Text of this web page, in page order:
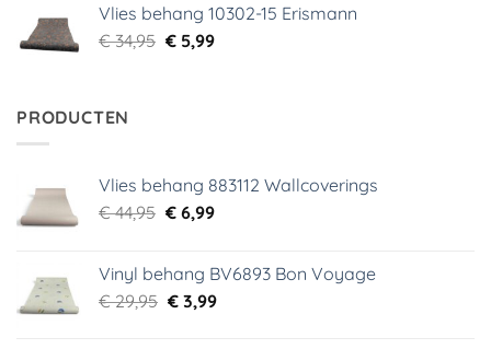
€ 34,95.€ 5,99.
Vlies behang 10302-15 Erismann
€34,95 Oorspronkelijke
€5,99Huidige
PRODUCTEN
Vlies behang 883112 Wallcoverings
€44,95 Oorspronkelijke
€ 44,95.
€6,99Huidige
€ 6,99.
Vinyl behang BV6893 Bon Voyage
€29,95 Oorspronkelijke
€3,99Huidige